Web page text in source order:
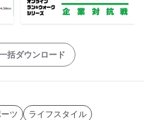
括ダウンロード
ツ ライフスタイル